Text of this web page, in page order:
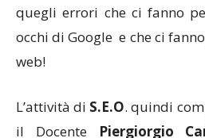
quegli errori che ci fanno
occhi di Google e che ci
web!
L’attività di S.E.O. quindi
il Docente
Piergiorgio